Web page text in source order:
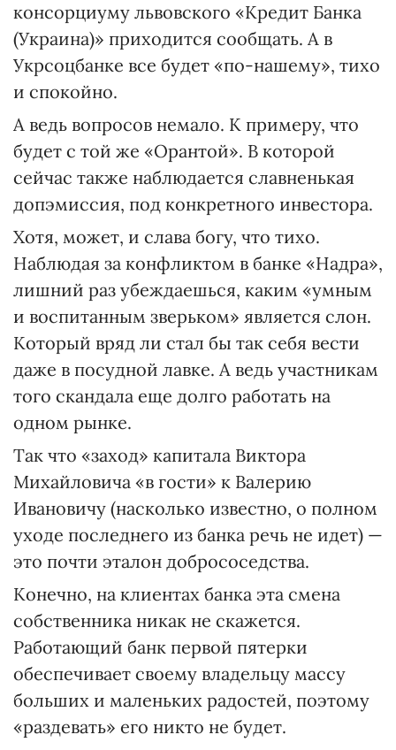
консорциуму львовского «Кредит Банка
(Украина)» приходится сообщать. А в
Укрсоцбанке все будет «по-нашему», тихо
и спокойно.
А ведь вопросов немало. К примеру, что
будет с той же «Орантой». В которой
сейчас также наблюдается славненькая
допэмиссия, под конкретного инвестора.
Хотя, может, и слава богу, что тихо.
Наблюдая за конфликтом в банке «Надра»,
лишний раз убеждаешься, каким «умным
и воспитанным зверьком» является слон.
Который вряд ли стал бы так себя вести
даже в посудной лавке. А ведь участникам
того скандала еще долго работать на
одном рынке.
Так что «заход» капитала Виктора
Михайловича «в гости» к Валерию
Ивановичу (насколько известно, о полном
уходе последнего из банка речь не идет) —
это почти эталон добрососедства.
Конечно, на клиентах банка эта смена
собственника никак не скажется.
Работающий банк первой пятерки
обеспечивает своему владельцу массу
больших и маленьких радостей, поэтому
«раздевать» его никто не будет.